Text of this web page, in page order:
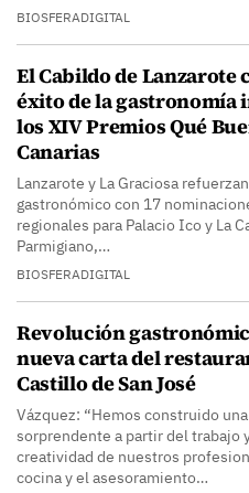
BIOSFERADIGITAL
El Cabildo de Lanzarote
éxito de la gastronomía
los XIV Premios Qué
Canarias
Lanzarote y La Graciosa
gastronómico con 17
regionales para Palacio Ico y La
Parmigiano,…
BIOSFERADIGITAL
Revolución
nueva carta del
Castillo de San José
Vázquez: “Hemos construido
sorprendente a partir del trabajo
creatividad de nuestros
cocina y el asesoramiento…